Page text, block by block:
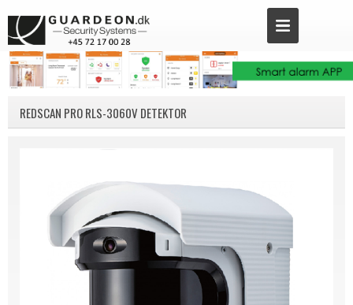
REDSCAN PRO RLS-3060V DETEKTOR